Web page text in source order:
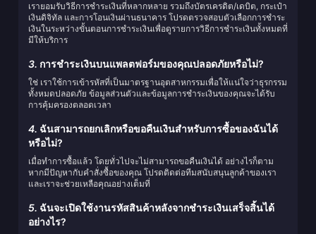
เรายอมรับวิธีการชำระเงินที่หลากหลาย รวมถึงบัตรเครดิต/เดบิต, กระเป๋า
เงินดิจิทัล และการโอนเงินผ่านธนาคาร โปรดตรวจสอบตัวเลือกการชำระ
เงินในระหว่างขั้นตอนการชำระเงินเพื่อดูรายการวิธีการชำระเงินทั้งหมดที่
มีให้บริการ
3. การชำระเงินบนแพลตฟอร์มของคุณปลอดภัยหรือไม่?
ใช่ เราใช้การเข้ารหัสที่เป็นมาตรฐานอุตสาหกรรมเพื่อให้แน่ใจว่าธุรกรรม
ทั้งหมดปลอดภัย ข้อมูลส่วนตัวและข้อมูลการชำระเงินของคุณจะได้รับ
การคุ้มครองตลอดเวลา
4. ฉันสามารถยกเลิกหรือขอคืนเงินสำหรับการซื้อของฉันได้
หรือไม่?
เมื่อทำการซื้อแล้ว โดยทั่วไปจะไม่สามารถขอคืนเงินได้ อย่างไรก็ตาม
หากมีปัญหากับคำสั่งซื้อของคุณ โปรดติดต่อทีมสนับสนุนลูกค้าของเรา
และเราจะช่วยเหลือคุณอย่างเต็มที่
5. ฉันจะเปิดใช้งานรหัสสินค้าหลังจากชำระเงินเสร็จสิ้นได้
อย่างไร?